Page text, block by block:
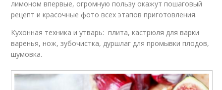
лимоном впервые, огромную пользу окажут пошаговый
рецепт и красочные фото всех этапов приготовления.
Кухонная техника и утварь: плита, кастрюля для варки
варенья, нож, зубочистка, дуршлаг для промывки плодов,
шумовка.